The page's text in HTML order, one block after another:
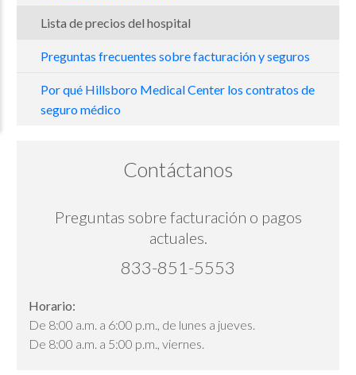
Lista de precios del hospital
Preguntas frecuentes sobre facturación y seguros
Por qué Hillsboro Medical Center los contratos de
seguro médico
Contáctanos
Preguntas sobre facturación o pagos
actuales.
833-851-5553
Horario:
De 8:00 a.m. a 6:00 p.m., de lunes a jueves.
De 8:00 a.m. a 5:00 p.m., viernes.